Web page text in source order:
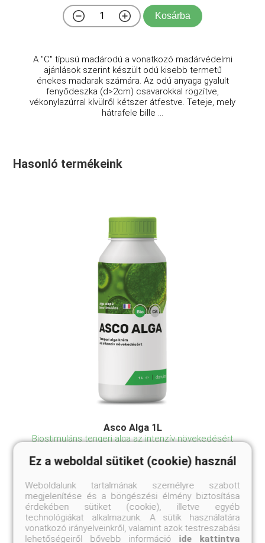
Kosárba
A "C" típusú madárodú a vonatkozó madárvédelmi
ajánlások szerint készült odú kisebb termetű
énekes madarak számára. Az odú anyaga gyalult
fenyődeszka (d>2cm) csavarokkal rögzítve,
vékonylazúrral kívülről kétszer átfestve. Teteje, mely
hátrafele bille ...
Hasonló termékeink
Asco Alga 1L
Biostimuláns tengeri alga az intenzív növekedésért
Online ár
Kosárba
Tanúsítványok: Az Asco Alga a CerTrust által
Ez a weboldal sütiket (cookie) használ
Weboldalunk tartalmának személyre szabott
megjelenítése és a böngészési élmény biztosítása
érdekében sütiket (cookie), illetve egyéb
technológiákat alkalmazunk. A sütik használatára
vonatkozó irányelveinkről, valamint azok testreszabási
lehetőségeiről bővebb információ ide kattintva